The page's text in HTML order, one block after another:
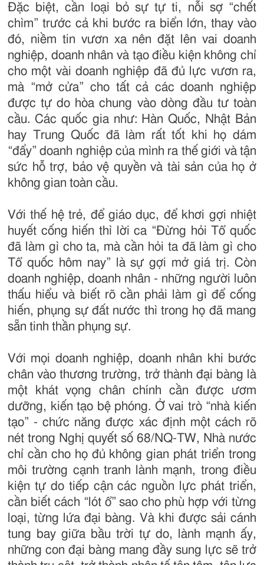
Đặc biệt, cần loại bỏ sự tự ti, nỗi sợ “chết
chìm” trước cả khi bước ra biển lớn, thay vào
đó, niềm tin vươn xa nên đặt lên vai doanh
nghiệp, doanh nhân và tạo điều kiện không chỉ
cho một vài doanh nghiệp đã đủ lực vươn ra,
mà “mở cửa” cho tất cả các doanh nghiệp
được tự do hòa chung vào dòng đầu tư toàn
cầu. Các quốc gia như: Hàn Quốc, Nhật Bản
hay Trung Quốc đã làm rất tốt khi họ dám
“đẩy” doanh nghiệp của mình ra thế giới và tận
sức hỗ trợ, bảo vệ quyền và tài sản của họ ở
không gian toàn cầu.
Với thế hệ trẻ, để giáo dục, để khơi gợi nhiệt
huyết cống hiến thì lời ca “Đừng hỏi Tổ quốc
đã làm gì cho ta, mà cần hỏi ta đã làm gì cho
Tổ quốc hôm nay” là sự gợi mở giá trị. Còn
doanh nghiệp, doanh nhân - những người luôn
thấu hiểu và biết rõ cần phải làm gì để cống
hiến, phụng sự đất nước thì trong họ đã mang
sẵn tinh thần phụng sự.
Với mọi doanh nghiệp, doanh nhân khi bước
chân vào thương trường, trở thành đại bàng là
một khát vọng chân chính cần được ươm
dưỡng, kiến tạo bệ phóng. Ở vai trò “nhà kiến
tạo” - chức năng được xác định một cách rõ
nét trong Nghị quyết số 68/NQ-TW, Nhà nước
chỉ cần cho họ đủ không gian phát triển trong
môi trường cạnh tranh lành mạnh, trong điều
kiện tự do tiếp cận các nguồn lực phát triển,
cần biết cách “lót ổ” sao cho phù hợp với từng
loại, từng lứa đại bàng. Và khi được sải cánh
tung bay giữa bầu trời tự do, lành mạnh ấy,
những con đại bàng mang đầy sung lực sẽ trở